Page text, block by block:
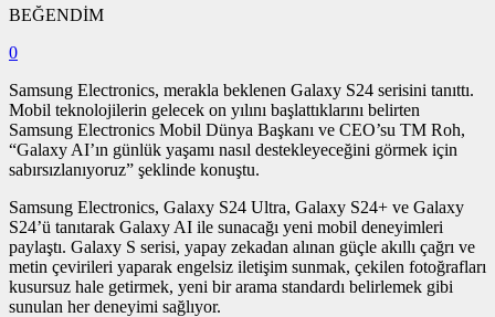
BEĞENDİM
0
Samsung Electronics, merakla beklenen Galaxy S24 serisini tanıttı.
Mobil teknolojilerin gelecek on yılını başlattıklarını belirten
Samsung Electronics Mobil Dünya Başkanı ve CEO’su TM Roh,
“Galaxy AI’ın günlük yaşamı nasıl destekleyeceğini görmek için
sabırsızlanıyoruz” şeklinde konuştu.
Samsung Electronics, Galaxy S24 Ultra, Galaxy S24+ ve Galaxy
S24’ü tanıtarak Galaxy AI ile sunacağı yeni mobil deneyimleri
paylaştı. Galaxy S serisi, yapay zekadan alınan güçle akıllı çağrı ve
metin çevirileri yaparak engelsiz iletişim sunmak, çekilen fotoğrafları
kusursuz hale getirmek, yeni bir arama standardı belirlemek gibi
sunulan her deneyimi sağlıyor.